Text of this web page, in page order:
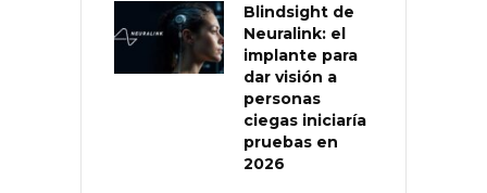
Blindsight de
Neuralink: el
implante para
dar visión a
personas
ciegas iniciaría
pruebas en
2026